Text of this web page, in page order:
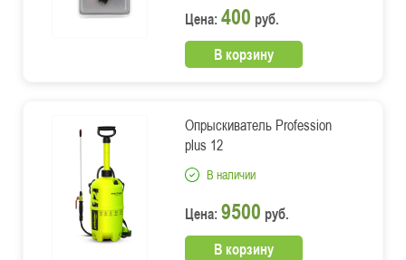
Цена: 400 руб.
В корзину
Опрыскиватель Profession
plus 12
В наличии
Цена: 9500 руб.
В корзину